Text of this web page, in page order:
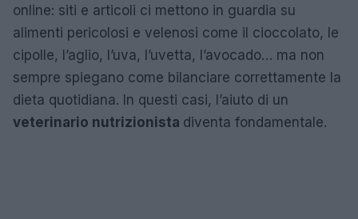
online: siti e articoli ci mettono in guardia su
alimenti pericolosi e velenosi come il cioccolato, le
cipolle, l’aglio, l’uva, l’uvetta, l’avocado… ma non
sempre spiegano come bilanciare correttamente la
dieta quotidiana. In questi casi, l’aiuto di un
veterinario nutrizionista diventa fondamentale.